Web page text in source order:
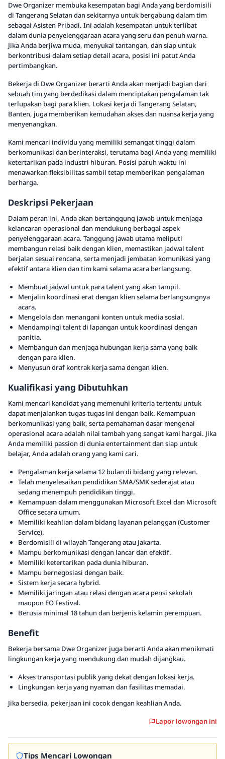
Dwe Organizer membuka kesempatan bagi Anda yang berdomisili
di Tangerang Selatan dan sekitarnya untuk bergabung dalam tim
sebagai Asisten Pribadi. Ini adalah kesempatan untuk terlibat
dalam dunia penyelenggaraan acara yang seru dan penuh warna.
Jika Anda berjiwa muda, menyukai tantangan, dan siap untuk
berkontribusi dalam setiap detail acara, posisi ini patut Anda
pertimbangkan.
Bekerja di Dwe Organizer berarti Anda akan menjadi bagian dari
sebuah tim yang berdedikasi dalam menciptakan pengalaman tak
terlupakan bagi para klien. Lokasi kerja di Tangerang Selatan,
Banten, juga memberikan kemudahan akses dan nuansa kerja yang
menyenangkan.
Kami mencari individu yang memiliki semangat tinggi dalam
berkomunikasi dan berinteraksi, terutama bagi Anda yang memiliki
ketertarikan pada industri hiburan. Posisi paruh waktu ini
menawarkan fleksibilitas sambil tetap memberikan pengalaman
berharga.
Deskripsi Pekerjaan
Dalam peran ini, Anda akan bertanggung jawab untuk menjaga
kelancaran operasional dan mendukung berbagai aspek
penyelenggaraan acara. Tanggung jawab utama meliputi
membangun relasi baik dengan klien, memastikan jadwal talent
berjalan sesuai rencana, serta menjadi jembatan komunikasi yang
efektif antara klien dan tim kami selama acara berlangsung.
Membuat jadwal untuk para talent yang akan tampil.
Menjalin koordinasi erat dengan klien selama berlangsungnya
acara.
Mengelola dan menangani konten untuk media sosial.
Mendampingi talent di lapangan untuk koordinasi dengan
panitia.
Membangun dan menjaga hubungan kerja sama yang baik
dengan para klien.
Menyusun draf kontrak kerja sama dengan klien.
Kualifikasi yang Dibutuhkan
Kami mencari kandidat yang memenuhi kriteria tertentu untuk
dapat menjalankan tugas-tugas ini dengan baik. Kemampuan
berkomunikasi yang baik, serta pemahaman dasar mengenai
operasional acara adalah nilai tambah yang sangat kami hargai. Jika
Anda memiliki passion di dunia entertainment dan siap untuk
belajar, Anda adalah orang yang kami cari.
Pengalaman kerja selama 12 bulan di bidang yang relevan.
Telah menyelesaikan pendidikan SMA/SMK sederajat atau
sedang menempuh pendidikan tinggi.
Kemampuan dalam menggunakan Microsoft Excel dan Microsoft
Office secara umum.
Memiliki keahlian dalam bidang layanan pelanggan (Customer
Service).
Berdomisili di wilayah Tangerang atau Jakarta.
Mampu berkomunikasi dengan lancar dan efektif.
Memiliki ketertarikan pada dunia hiburan.
Mampu bernegosiasi dengan baik.
Sistem kerja secara hybrid.
Memiliki jaringan atau relasi dengan acara pensi sekolah
maupun EO Festival.
Berusia minimal 18 tahun dan berjenis kelamin perempuan.
Benefit
Bekerja bersama Dwe Organizer juga berarti Anda akan menikmati
lingkungan kerja yang mendukung dan mudah dijangkau.
Akses transportasi publik yang dekat dengan lokasi kerja.
Lingkungan kerja yang nyaman dan fasilitas memadai.
Jika bersedia, pekerjaan ini cocok dengan keahlian Anda.
Lapor lowongan ini
Tips Mencari Lowongan